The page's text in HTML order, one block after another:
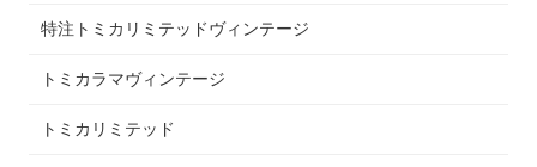
特注トミカリミテッドヴィンテージ
トミカラマヴィンテージ
トミカリミテッド